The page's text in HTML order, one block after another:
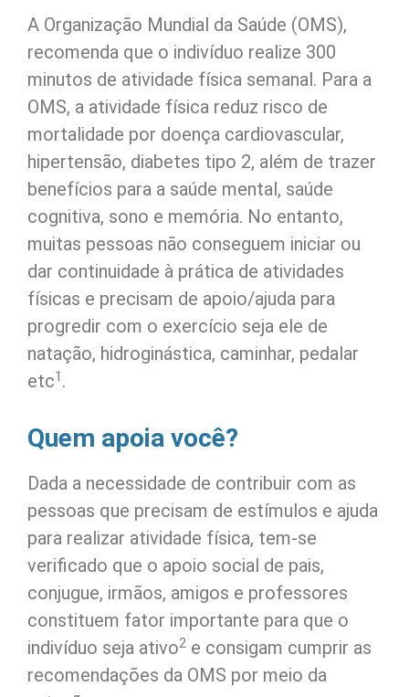
A Organização Mundial da Saúde (OMS),
recomenda que o indivíduo realize 300
minutos de atividade física semanal. Para a
OMS, a atividade física reduz risco de
mortalidade por doença cardiovascular,
hipertensão, diabetes tipo 2, além de trazer
benefícios para a saúde mental, saúde
cognitiva, sono e memória. No entanto,
muitas pessoas não conseguem iniciar ou
dar continuidade à prática de atividades
físicas e precisam de apoio/ajuda para
progredir com o exercício seja ele de
natação, hidroginástica, caminhar, pedalar
etc1 .
Quem apoia você?
Dada a necessidade de contribuir com as
pessoas que precisam de estímulos e ajuda
para realizar atividade física, tem-se
verificado que o apoio social de pais,
conjugue, irmãos, amigos e professores
cons­tituem fator importante para que o
indivíduo seja ativo2 e consigam cumprir as
recomendações da OMS por meio da